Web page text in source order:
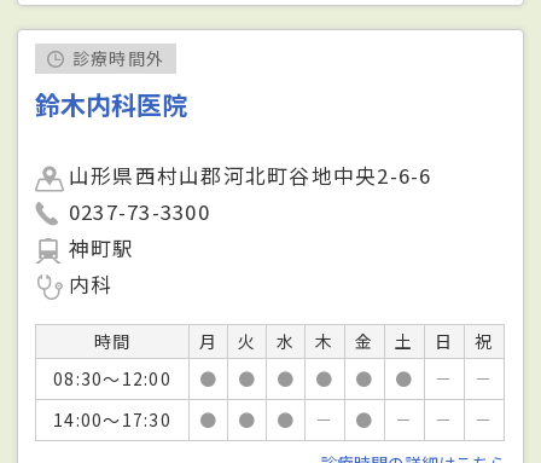
診療時間外
鈴木内科医院
山形県西村山郡河北町谷地中央2-6-6
0237-73-3300
神町駅
内科
時間 月 火 水 木 金 土 日
祝
08:30～12:00
● ● ● ● ● ● －
－
14:00～17:30
● ● ● － ● － －
－